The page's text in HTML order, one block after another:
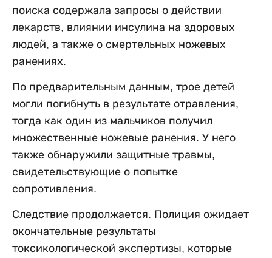
поиска содержала запросы о действии
лекарств, влиянии инсулина на здоровых
людей, а также о смертельных ножевых
ранениях.
По предварительным данным, трое детей
могли погибнуть в результате отравления,
тогда как один из мальчиков получил
множественные ножевые ранения. У него
также обнаружили защитные травмы,
свидетельствующие о попытке
сопротивления.
Следствие продолжается. Полиция ожидает
окончательные результаты
токсикологической экспертизы, которые